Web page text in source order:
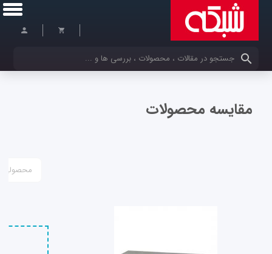
کلمات کلیدی خود را وارد کنید
مقایسه محصولات